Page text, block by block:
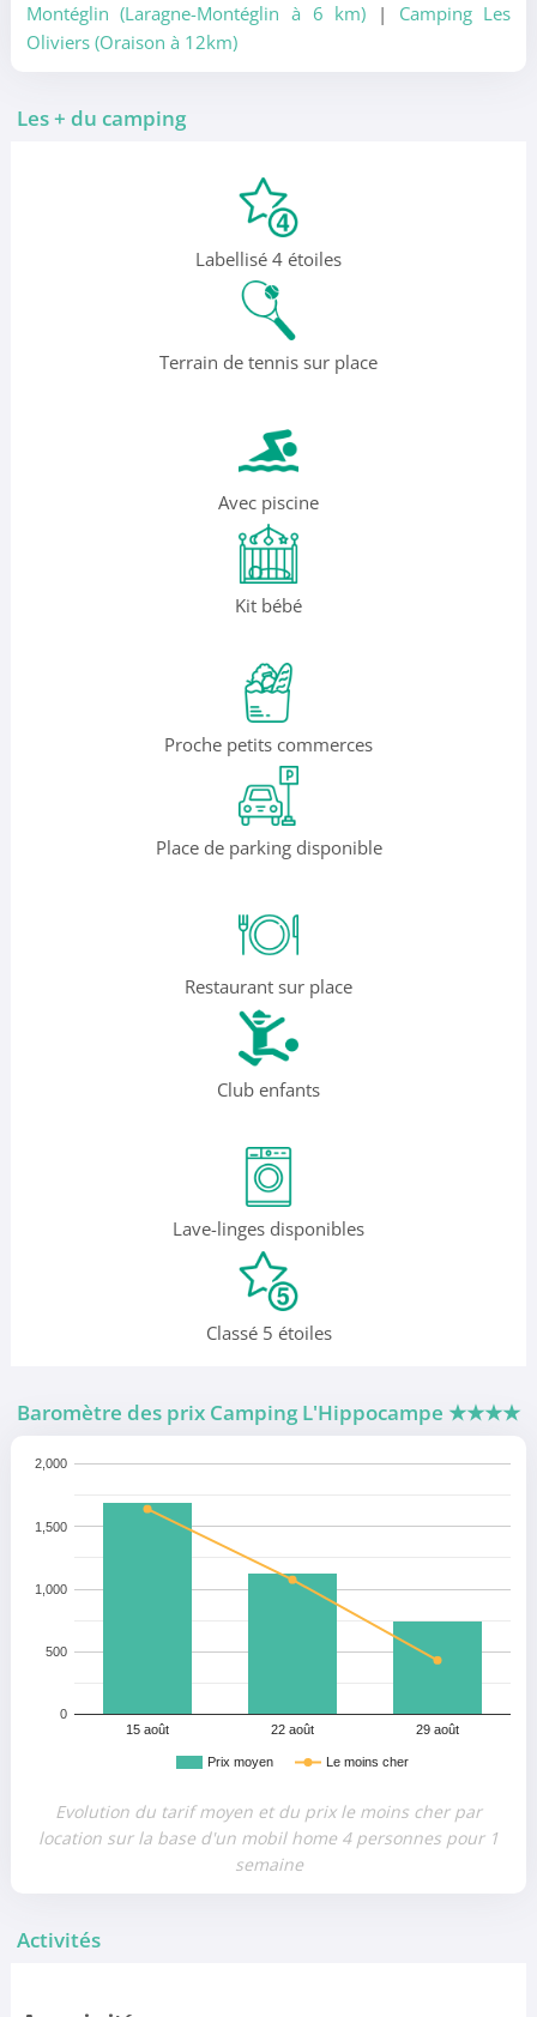
Montéglin (Laragne-Montéglin à 6 km) | Camping Les
Oliviers (Oraison à 12km)
Les + du camping
Labellisé 4 étoiles
Terrain de tennis sur place
Avec piscine
Kit bébé
Proche petits commerces
Place de parking disponible
Restaurant sur place
Club enfants
Lave-linges disponibles
Classé 5 étoiles
Baromètre des prix Camping L'Hippocampe ★★★★
Prix moyen Le moins cher
15 août 22 août 29 août
0
500
1,000
1,500
2,000
Evolution du tarif moyen et du prix le moins cher par
location sur la base d'un mobil home 4 personnes pour 1
semaine
Activités